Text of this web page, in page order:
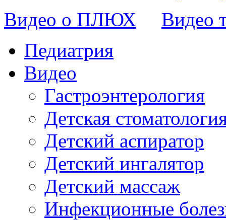
Видео о ПЛЮХ
Видео
Педиатрия
Видео
Гастроэнтерология
Детская
Детский аспиратор
Детский ингалятор
Детский массаж
Инфекционные